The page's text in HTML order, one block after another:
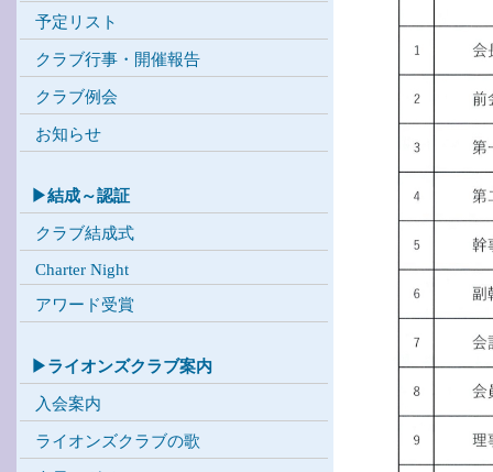
予定リスト
クラブ行事・開催報告
クラブ例会
お知らせ
▶結成～認証
クラブ結成式
Charter Night
アワード受賞
▶ライオンズクラブ案内
入会案内
ライオンズクラブの歌